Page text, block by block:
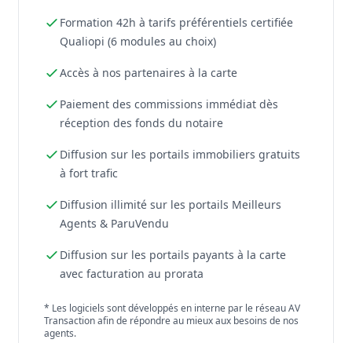
Formation 42h à tarifs préférentiels certifiée
Qualiopi (6 modules au choix)
Accès à nos partenaires à la carte
Paiement des commissions immédiat dès
réception des fonds du notaire
Diffusion sur les portails immobiliers gratuits
à fort trafic
Diffusion illimité sur les portails Meilleurs
Agents & ParuVendu
Diffusion sur les portails payants à la carte
avec facturation au prorata
* Les logiciels sont développés en interne par le réseau AV
Transaction afin de répondre au mieux aux besoins de nos
agents.